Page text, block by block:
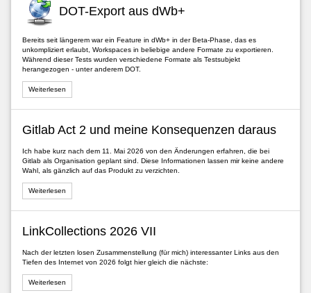
DOT-Export aus dWb+
Bereits seit längerem war ein Feature in dWb+ in der Beta-Phase, das es
unkompliziert erlaubt, Workspaces in beliebige andere Formate zu exportieren.
Während dieser Tests wurden verschiedene Formate als Testsubjekt
herangezogen - unter anderem DOT.
Weiterlesen
Gitlab Act 2 und meine Konsequenzen daraus
Ich habe kurz nach dem 11. Mai 2026 von den Änderungen erfahren, die bei
Gitlab als Organisation geplant sind. Diese Informationen lassen mir keine andere
Wahl, als gänzlich auf das Produkt zu verzichten.
Weiterlesen
LinkCollections 2026 VII
Nach der letzten losen Zusammenstellung (für mich) interessanter Links aus den
Tiefen des Internet von 2026 folgt hier gleich die nächste:
Weiterlesen